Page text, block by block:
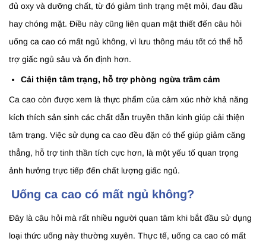
đủ oxy và dưỡng chất, từ đó giảm tình trạng mệt mỏi, đau đầu
hay chóng mặt. Điều này cũng liên quan mật thiết đến câu hỏi
uống ca cao có mất ngủ không, vì lưu thông máu tốt có thể hỗ
trợ giấc ngủ sâu và ổn định hơn.
Cải thiện tâm trạng, hỗ trợ phòng ngừa trầm cảm
Ca cao còn được xem là thực phẩm của cảm xúc nhờ khả năng
kích thích sản sinh các chất dẫn truyền thần kinh giúp cải thiện
tâm trạng. Việc sử dụng ca cao đều đặn có thể giúp giảm căng
thẳng, hỗ trợ tinh thần tích cực hơn, là một yếu tố quan trọng
ảnh hưởng trực tiếp đến chất lượng giấc ngủ.
Uống ca cao có mất ngủ không?
Đây là câu hỏi mà rất nhiều người quan tâm khi bắt đầu sử dụng
loại thức uống này thường xuyên. Thực tế, uống ca cao có mất